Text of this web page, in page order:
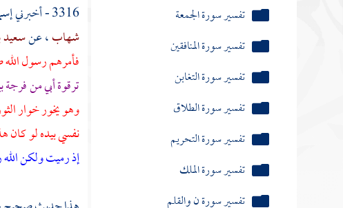
تفسير سورة الملك
تفسير سورة ن والقلم
تفسير سورة الحاقة
تفسير سورة سأل سائل
تفسير سورة نوح
تفسير سورة الجن
تفسير سورة المزمل
3316 - أخبرني
شهاب، عن
فأمرهم رسول الله
ترقوةأبيمن فرجة
وهو يخور خوار
نفسي بيده لو كان
إذ رميت ولكن